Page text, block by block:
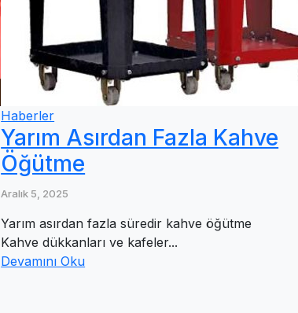
Haberler
Yarım Asırdan Fazla Kahve
Öğütme
Aralık 5, 2025
Yarım asırdan fazla süredir kahve öğütme
Kahve dükkanları ve kafeler...
Devamını Oku